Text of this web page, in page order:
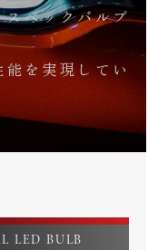
スペックバルブ
を実現してい
LED BULB